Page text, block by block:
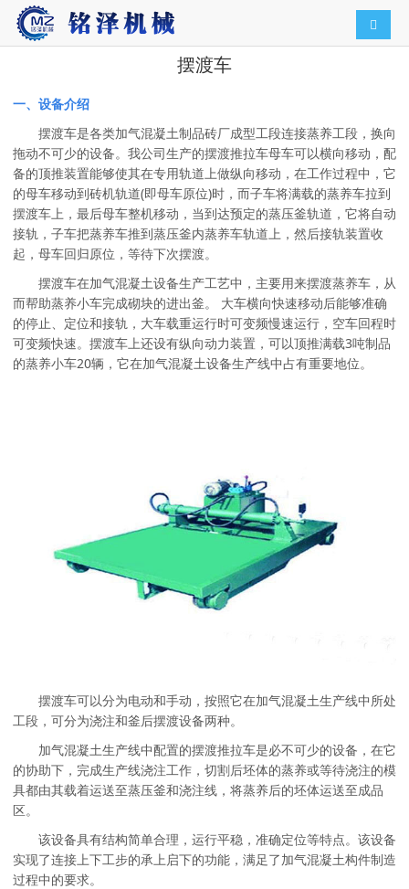
导航
摆渡车
一、设备介绍
摆渡车是各类加气混凝土制品砖厂成型工段连接蒸养工段，换向
拖动不可少的设备。我公司生产的摆渡推拉车母车可以横向移动，配
备的顶推装置能够使其在专用轨道上做纵向移动，在工作过程中，它
的母车移动到砖机轨道(即母车原位)时，而子车将满载的蒸养车拉到
摆渡车上，最后母车整机移动，当到达预定的蒸压釜轨道，它将自动
接轨，子车把蒸养车推到蒸压釜内蒸养车轨道上，然后接轨装置收
起，母车回归原位，等待下次摆渡。
摆渡车在加气混凝土设备生产工艺中，主要用来摆渡蒸养车，从
而帮助蒸养小车完成砌块的进出釜。 大车横向快速移动后能够准确
的停止、定位和接轨，大车载重运行时可变频慢速运行，空车回程时
可变频快速。摆渡车上还设有纵向动力装置，可以顶推满载3吨制品
的蒸养小车20辆，它在加气混凝土设备生产线中占有重要地位。
摆渡车可以分为电动和手动，按照它在加气混凝土生产线中所处
工段，可分为浇注和釜后摆渡设备两种。
加气混凝土生产线中配置的摆渡推拉车是必不可少的设备，在它
的协助下，完成生产线浇注工作，切割后坯体的蒸养或等待浇注的模
具都由其载着运送至蒸压釜和浇注线，将蒸养后的坯体运送至成品
区。
该设备具有结构简单合理，运行平稳，准确定位等特点。该设备
实现了连接上下工步的承上启下的功能，满足了加气混凝土构件制造
过程中的要求。